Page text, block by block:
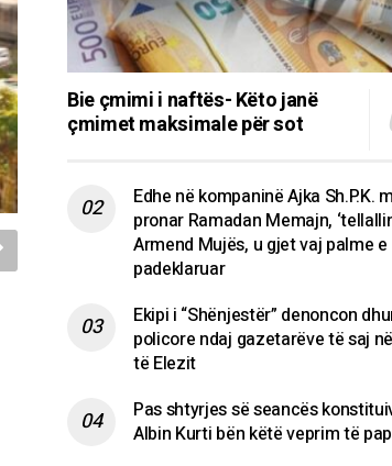
Bie çmimi i naftës- Këto janë
çmimet maksimale për sot
Edhe në kompaninë Ajka Sh.P.K.
pronar Ramadan Memajn,
Armend Mujës, u gjet vaj palme e
padeklaruar
Ekipi i “Shënjestër” denoncon
policore ndaj gazetarëve të saj
të Elezit
Pas shtyrjes së seancës
Albin Kurti bën këtë veprim të